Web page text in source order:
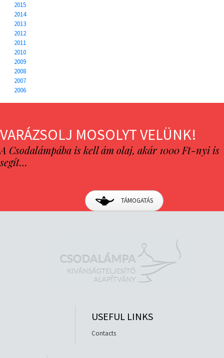
2015
2014
2013
2012
2011
2010
2009
2008
2007
2006
VARÁZSOLJ MOSOLYT VELÜNK!
A Csodalámpába is kell ám olaj, akár 1000 Ft-nyi is
segít…
TÁMOGATÁS
USEFUL LINKS
Contacts